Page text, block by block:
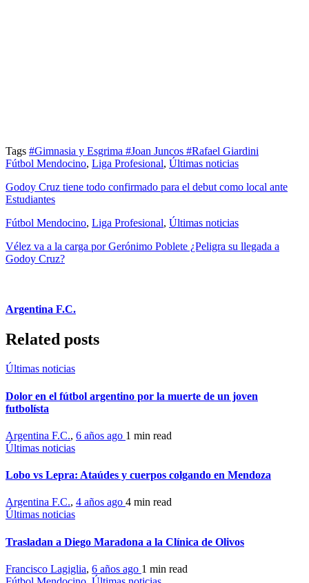
Tags #Gimnasia y Esgrima #Joan Juncos #Rafael Giardini
Fútbol Mendocino, Liga Profesional, Últimas noticias
Godoy Cruz tiene todo confirmado para el debut como local ante
Estudiantes
Fútbol Mendocino, Liga Profesional, Últimas noticias
Vélez va a la carga por Gerónimo Poblete ¿Peligra su llegada a
Godoy Cruz?
Argentina F.C.
Related posts
Últimas noticias
Dolor en el fútbol argentino por la muerte de un joven
futbolísta
Argentina F.C., 6 años ago 1 min read
Últimas noticias
Lobo vs Lepra: Ataúdes y cuerpos colgando en Mendoza
Argentina F.C., 4 años ago 4 min read
Últimas noticias
Trasladan a Diego Maradona a la Clínica de Olivos
Francisco Lagiglia, 6 años ago 1 min read